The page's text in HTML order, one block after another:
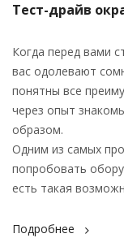
Тест-драйв
Когда перед вами
вас одолевают
понятны все
через опыт
образом.
Одним из самых
попробовать
есть такая
Подробнее